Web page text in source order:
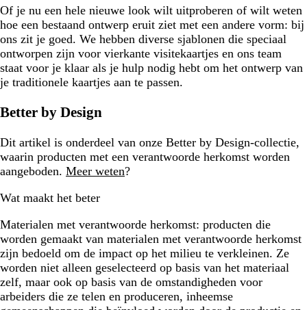
Of je nu een hele nieuwe look wilt uitproberen of wilt weten
hoe een bestaand ontwerp eruit ziet met een andere vorm: bij
ons zit je goed. We hebben diverse sjablonen die speciaal
ontworpen zijn voor vierkante visitekaartjes en ons team
staat voor je klaar als je hulp nodig hebt om het ontwerp van
je traditionele kaartjes aan te passen.
Better by Design
Dit artikel is onderdeel van onze Better by Design-collectie,
waarin producten met een verantwoorde herkomst worden
aangeboden. Meer weten?
Wat maakt het beter
Materialen met verantwoorde herkomst: producten die
worden gemaakt van materialen met verantwoorde herkomst
zijn bedoeld om de impact op het milieu te verkleinen. Ze
worden niet alleen geselecteerd op basis van het materiaal
zelf, maar ook op basis van de omstandigheden voor
arbeiders die ze telen en produceren, inheemse